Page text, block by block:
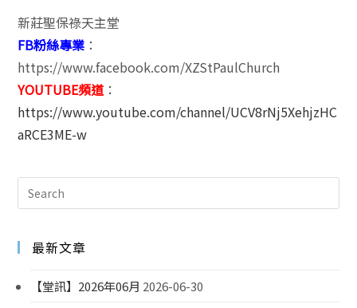
新莊聖保祿天主堂
FB粉絲專業 ：
https://www.facebook.com/XZStPaulChurch
YOUTUBE頻道：
https://www.youtube.com/channel/UCV8rNj5XehjzHC
aRCE3ME-w
最新文章
【堂訊】2026年06月 2026-06-30